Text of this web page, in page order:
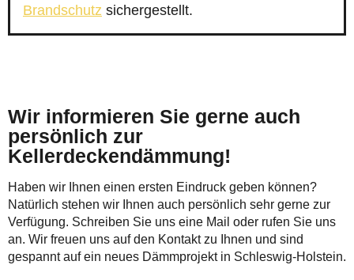
Brandschutz sichergestellt.
Wir informieren Sie gerne auch
persönlich zur
Kellerdeckendämmung!
Haben wir Ihnen einen ersten Eindruck geben können?
Natürlich stehen wir Ihnen auch persönlich sehr gerne zur
Verfügung. Schreiben Sie uns eine Mail oder rufen Sie uns
an. Wir freuen uns auf den Kontakt zu Ihnen und sind
gespannt auf ein neues Dämmprojekt in Schleswig-Holstein.